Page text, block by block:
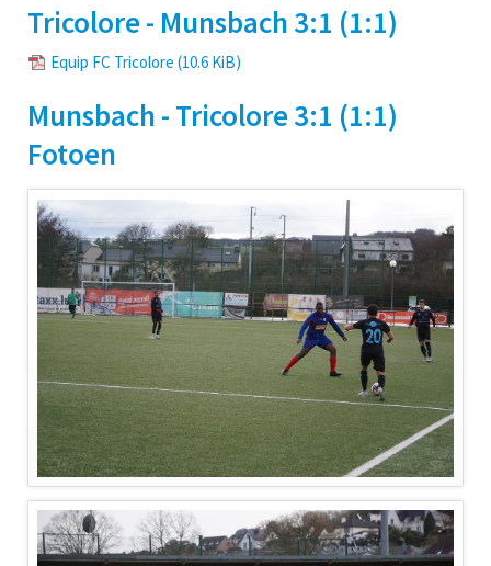
Tricolore - Munsbach 3:1 (1:1)
Equip FC Tricolore (10.6 KiB)
Munsbach - Tricolore 3:1 (1:1)
Fotoen